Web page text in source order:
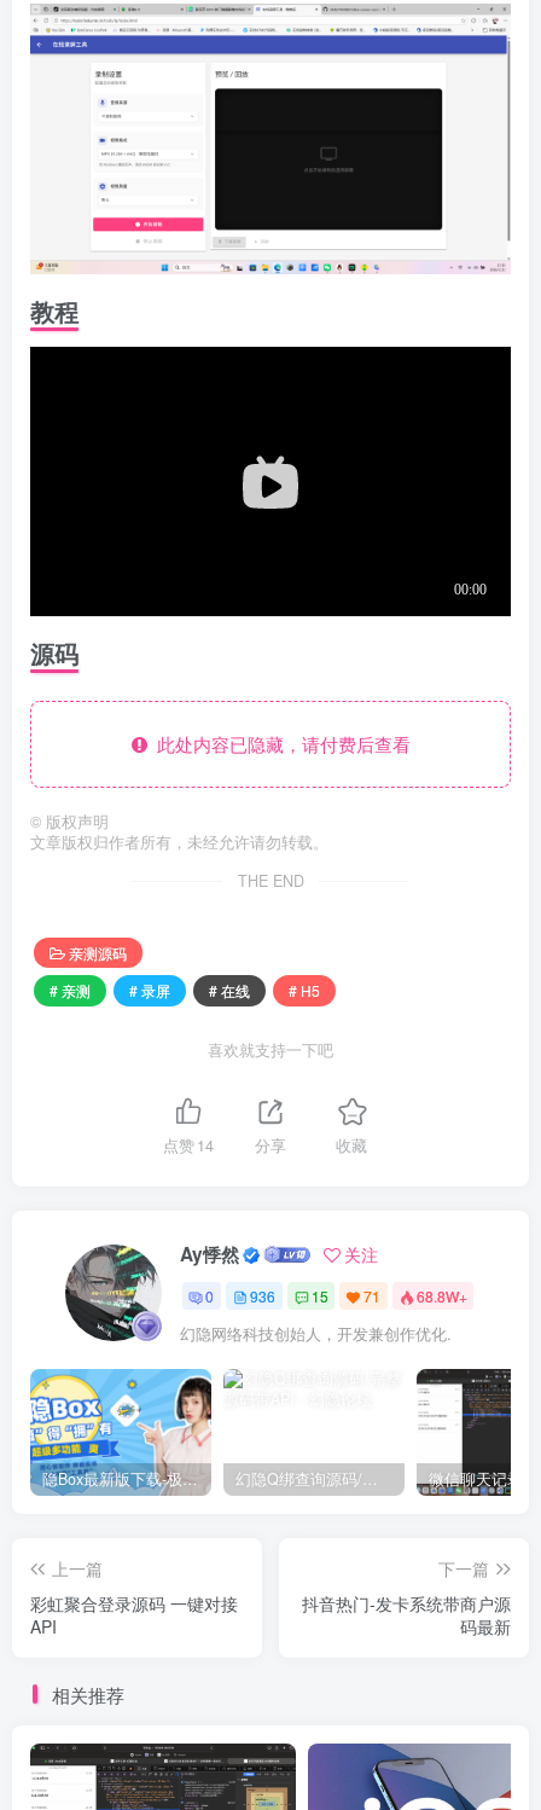
教程
源码
此处内容已隐藏，请付费后查看
© 版权声明
文章版权归作者所有，未经允许请勿转载。
THE END
亲测源码
# 亲测
# 录屏 # 在线 # H5
喜欢就支持一下吧
点赞14 分享 收藏
Ay悸然 关注
0 936 15 71 68.8W+
幻隐网络科技创始人，开发兼创作优化.
隐Box最新版下载-极致模式
上一篇
彩虹聚合登录源码 一键对接
API
下一篇
抖音热门-发卡系统带商户源
码最新
相关推荐